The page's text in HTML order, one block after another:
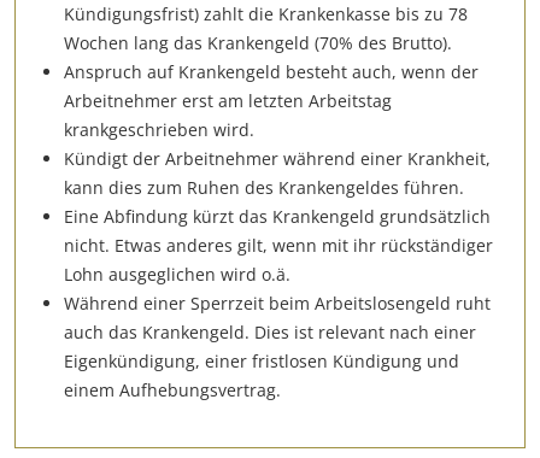
Kündigungsfrist) zahlt die Krankenkasse bis zu 78
Wochen lang das Krankengeld (70% des Brutto).
Anspruch auf Krankengeld besteht auch, wenn der
Arbeitnehmer erst am letzten Arbeitstag
krankgeschrieben wird.
Kündigt der Arbeitnehmer während einer Krankheit,
kann dies zum Ruhen des Krankengeldes führen.
Eine Abfindung kürzt das Krankengeld grundsätzlich
nicht. Etwas anderes gilt, wenn mit ihr rückständiger
Lohn ausgeglichen wird o.ä.
Während einer Sperrzeit beim Arbeitslosengeld ruht
auch das Krankengeld. Dies ist relevant nach einer
Eigenkündigung, einer fristlosen Kündigung und
einem Aufhebungsvertrag.